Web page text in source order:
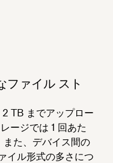
ファイル スト
TB までアップロー
ージでは 1 回あた
た、デバイス間の
イル形式の多さにつ